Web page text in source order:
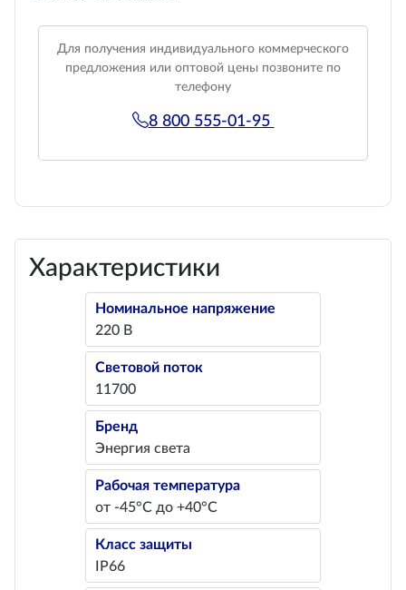
Для получения индивидуального коммерческого
предложения или оптовой цены позвоните по
телефону
8 800 555-01-95
Характеристики
Номинальное напряжение
220 В
Световой поток
11700
Бренд
Энергия света
Рабочая температура
от -45°С до +40°С
Класс защиты
IP66